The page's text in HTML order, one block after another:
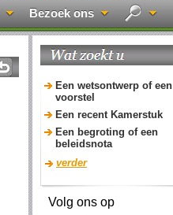
Bezoek ons
Een wetsontwerp of een
voorstel
Een recent Kamerstuk
Een begroting of een
beleidsnota
verder
Volg ons op